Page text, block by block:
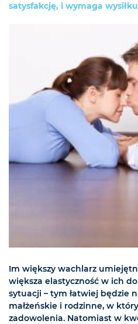
satysfakcję, i wymaga
Im większy wachlarz
większa elastyczność w ich
sytuacji – tym łatwiej będzie
małżeńskie i rodzinne, w
zadowolenia. Natomiast w